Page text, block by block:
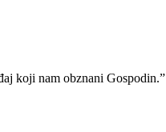
koji nam obznani Gospodin.”